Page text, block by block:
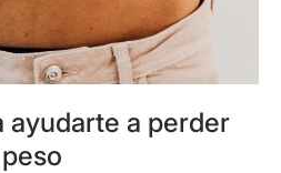
ayudarte a perder
peso